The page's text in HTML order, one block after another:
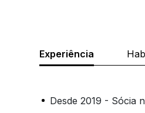
Experiência
Desde 2019 - Sócia